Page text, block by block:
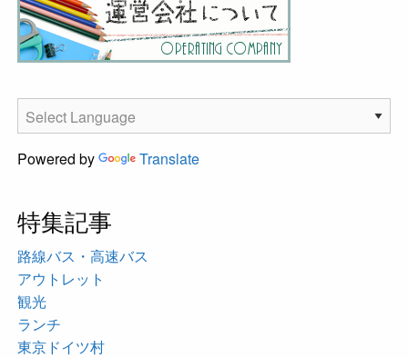
Powered by Translate
特集記事
路線バス・高速バス
アウトレット
観光
ランチ
東京ドイツ村